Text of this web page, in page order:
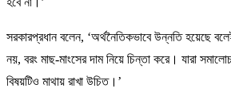
সরকারপ্রধান বলেন, ‘অর্থনৈতিকভাবে উন্নতি হয়েছে
নয়, বরং মাছ-মাংসের দাম নিয়ে চিন্তা করে। যারা
বিষয়টিও মাথায় রাখা উচিত।’